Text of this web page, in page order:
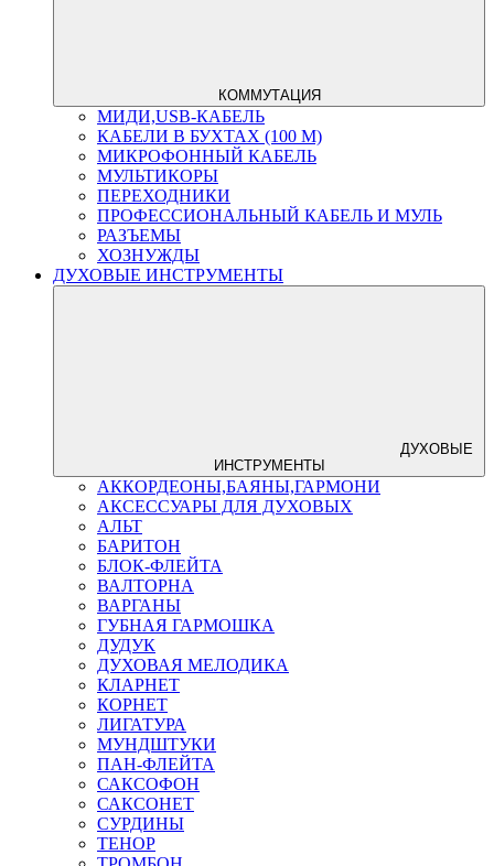
КОММУТАЦИЯ
МИДИ,USB-КАБЕЛЬ
КАБЕЛИ В БУХТАХ (100 М)
МИКРОФОННЫЙ КАБЕЛЬ
МУЛЬТИКОРЫ
ПЕРЕХОДНИКИ
ПРОФЕССИОНАЛЬНЫЙ КАБЕЛЬ И МУЛЬ
РАЗЪЕМЫ
ХОЗНУЖДЫ
ДУХОВЫЕ ИНСТРУМЕНТЫ
ДУХОВЫЕ
ИНСТРУМЕНТЫ
АККОРДЕОНЫ,БАЯНЫ,ГАРМОНИ
АКСЕССУАРЫ ДЛЯ ДУХОВЫХ
АЛЬТ
БАРИТОН
БЛОК-ФЛЕЙТА
ВАЛТОРНА
ВАРГАНЫ
ГУБНАЯ ГАРМОШКА
ДУДУК
ДУХОВАЯ МЕЛОДИКА
КЛАРНЕТ
КОРНЕТ
ЛИГАТУРА
МУНДШТУКИ
ПАН-ФЛЕЙТА
САКСОФОН
САКСОНЕТ
СУРДИНЫ
ТЕНОР